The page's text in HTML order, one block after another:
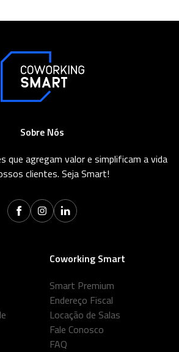
Sobre Nós
que agregam valor e simplificam a vida
clientes. Seja Smart!
Coworking Smart
Smart Premium
Endereço Fiscal
Locação de Salas
Fale Conosco
FAQ